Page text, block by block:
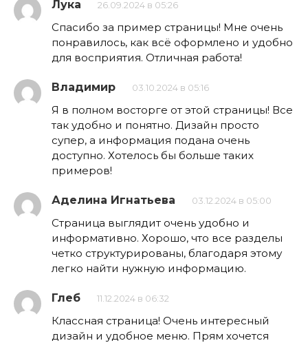
Лука 26.09.2024 в 05:26
Спасибо за пример страницы! Мне очень
понравилось, как всё оформлено и удобно
для восприятия. Отличная работа!
Владимир 03.10.2024 в 05:16
Я в полном восторге от этой страницы! Все
так удобно и понятно. Дизайн просто
супер, а информация подана очень
доступно. Хотелось бы больше таких
примеров!
Аделина Игнатьева 03.12.2024 в 05:00
Страница выглядит очень удобно и
информативно. Хорошо, что все разделы
четко структурированы, благодаря этому
легко найти нужную информацию.
Глеб 11.12.2024 в 06:32
Классная страница! Очень интересный
дизайн и удобное меню. Прям хочется